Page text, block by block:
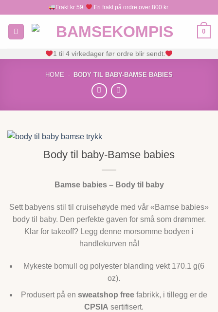
content
Frakt kr 59. Fri frakt på ordre over 800 kr.
0
1 til 4 virkedager før ordre blir sendt.
HOME - BODY TIL BABY-BAMSE BABIES
Body til baby-Bamse babies
Bamse babies – Body til baby
Sett babyens stil til cruisehøyde med vår «Bamse babies»
body til baby. Den perfekte gaven for små som drømmer.
Klar for takeoff? Legg denne morsomme bodyen i
handlekurven nå!
Mykeste bomull og polyester blanding vekt 170.1 g(6
oz).
Produsert på en sweatshop freefabrikk, i tillegg er de
CPSIA sertifisert.